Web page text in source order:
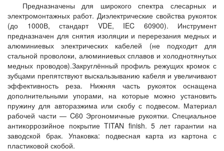
Предназначены для широкого спектра слесарных и
электромонтажных работ. Диэлектрические свойства рукояток
(до 1000В, стандарт VDE, IEC 60900). Инструмент
предназначен для снятия изоляции и перерезания медных и
алюминиевых электрических кабелей (не подходит для
стальной проволоки, алюминиевых сплавов и холоднотянутых
медных проводов).Закруглённый профиль режущих кромок с
зубцами препятствуют выскальзыванию кабеля и увеличивают
эффективность реза. Нижняя часть рукояток оснащена
дополнительными упорами, на которые можно установить
пружину для авторазжима или скобу с подвесом. Материал
рабочей части — C60 Эргономичные рукоятки. Специальное
антикоррозийное покрытие TITAN finish. 5 лет гарантии на
заводской брак. Упаковка: подвесная карта из картона с
пластиковой скобой.